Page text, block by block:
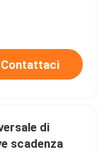
Contattaci
di
scadenza